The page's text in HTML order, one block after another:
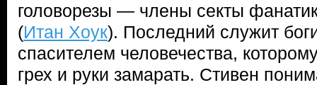
головорезы — члены секты
(Итан Хоук). Последний служит
спасителем человечества,
грех и руки замарать. Стивен